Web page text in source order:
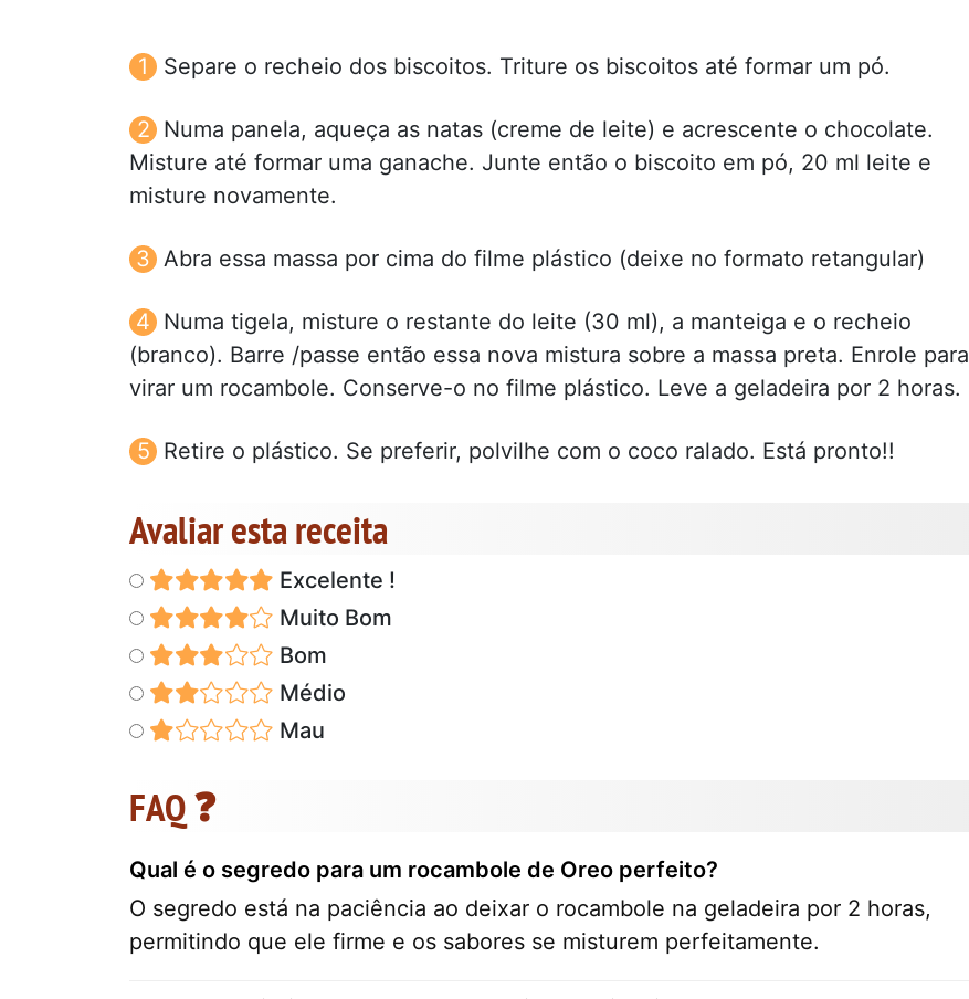
Separe o recheio dos biscoitos. Triture os biscoitos até formar um pó.
Numa panela, aqueça as natas (creme de leite) e acrescente o chocolate.
Misture até formar uma ganache. Junte então o biscoito em pó, 20 ml leite e
misture novamente.
Abra essa massa por cima do filme plástico (deixe no formato retangular)
Numa tigela, misture o restante do leite (30 ml), a manteiga e o recheio
(branco). Barre /passe então essa nova mistura sobre a massa preta. Enrole para
virar um rocambole. Conserve-o no filme plástico. Leve a geladeira por 2 horas.
Retire o plástico. Se preferir, polvilhe com o coco ralado. Está pronto!!
Avaliar esta receita
Excelente !
Muito Bom
Bom
Médio
Mau
FAQ ❓
Qual é o segredo para um rocambole de Oreo perfeito?
O segredo está na paciência ao deixar o rocambole na geladeira por 2 horas,
permitindo que ele firme e os sabores se misturem perfeitamente.